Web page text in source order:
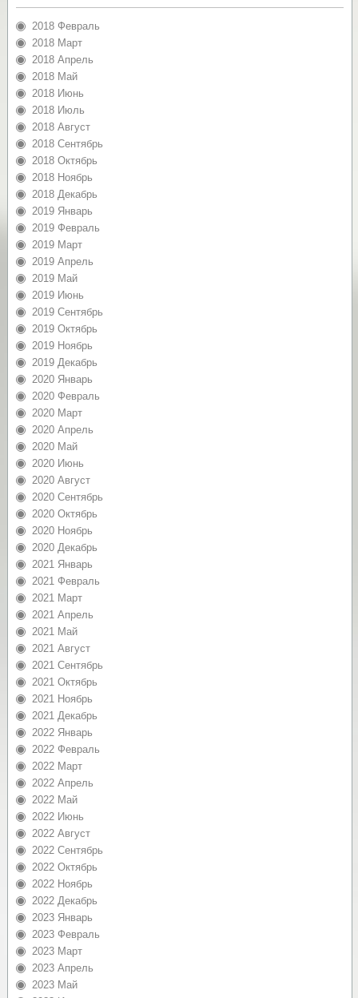
2018 Февраль
2018 Март
2018 Апрель
2018 Май
2018 Июнь
2018 Июль
2018 Август
2018 Сентябрь
2018 Октябрь
2018 Ноябрь
2018 Декабрь
2019 Январь
2019 Февраль
2019 Март
2019 Апрель
2019 Май
2019 Июнь
2019 Сентябрь
2019 Октябрь
2019 Ноябрь
2019 Декабрь
2020 Январь
2020 Февраль
2020 Март
2020 Апрель
2020 Май
2020 Июнь
2020 Август
2020 Сентябрь
2020 Октябрь
2020 Ноябрь
2020 Декабрь
2021 Январь
2021 Февраль
2021 Март
2021 Апрель
2021 Май
2021 Август
2021 Сентябрь
2021 Октябрь
2021 Ноябрь
2021 Декабрь
2022 Январь
2022 Февраль
2022 Март
2022 Апрель
2022 Май
2022 Июнь
2022 Август
2022 Сентябрь
2022 Октябрь
2022 Ноябрь
2022 Декабрь
2023 Январь
2023 Февраль
2023 Март
2023 Апрель
2023 Май